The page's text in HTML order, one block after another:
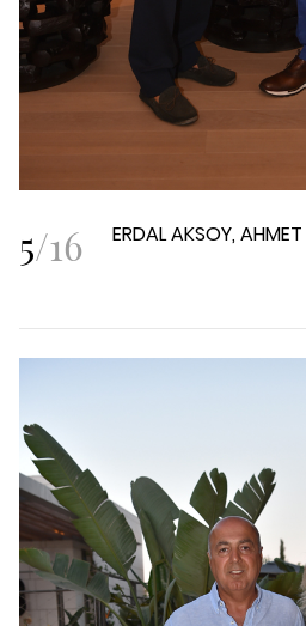
5/16 ERDAL AKSOY, AHMET